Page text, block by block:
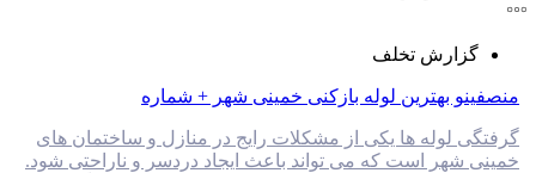
گزارش تخلف
منصفینو بهترین لوله بازکنی خمینی شهر + شماره
گرفتگی لوله ها یکی از مشکلات رایج در منازل و ساختمان های
خمینی شهر است که می تواند باعث ایجاد دردسر و ناراحتی شود.